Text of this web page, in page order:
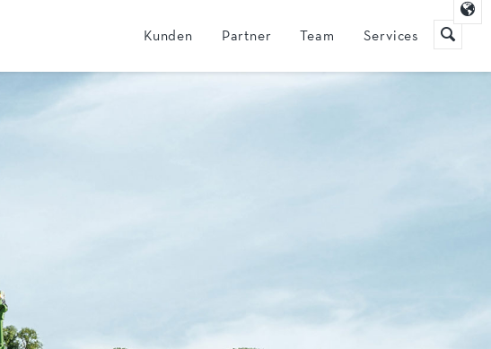
Navigation
überspringen
Kunden Partner Team Services